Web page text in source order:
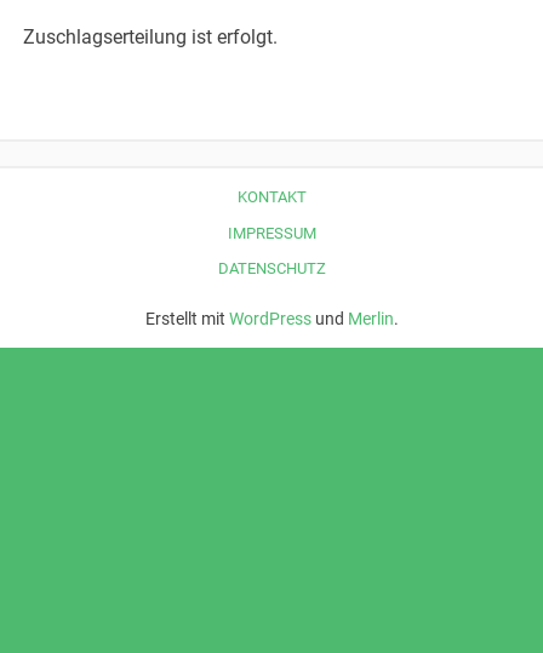
Zuschlagserteilung ist erfolgt.
KONTAKT
IMPRESSUM
DATENSCHUTZ
Erstellt mit WordPressund Merlin.